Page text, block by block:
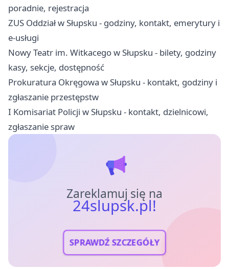
poradnie, rejestracja
ZUS Oddział w Słupsku - godziny, kontakt, emerytury i
e-usługi
Nowy Teatr im. Witkacego w Słupsku - bilety, godziny
kasy, sekcje, dostępność
Prokuratura Okręgowa w Słupsku - kontakt, godziny i
zgłaszanie przestępstw
I Komisariat Policji w Słupsku - kontakt, dzielnicowi,
zgłaszanie spraw
Zareklamuj się na
24slupsk.pl!
SPRAWDŹ SZCZEGÓŁY